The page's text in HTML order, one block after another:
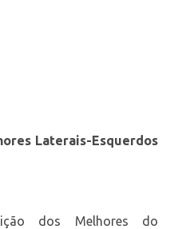
Laterais-Esquerdos
dos Melhores do